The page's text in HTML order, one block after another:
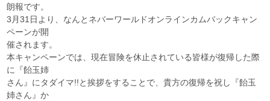
朗報です。
3月31日より、なんとネバーワールドオンラインカムバックキャン
ペーンが開
催されます。
本キャンペーンでは、現在冒険を休止されている皆様が復帰した際
に『飴玉姉
さん』にタダイマ!!と挨拶をすることで、貴方の復帰を祝し『飴玉
姉さん』か